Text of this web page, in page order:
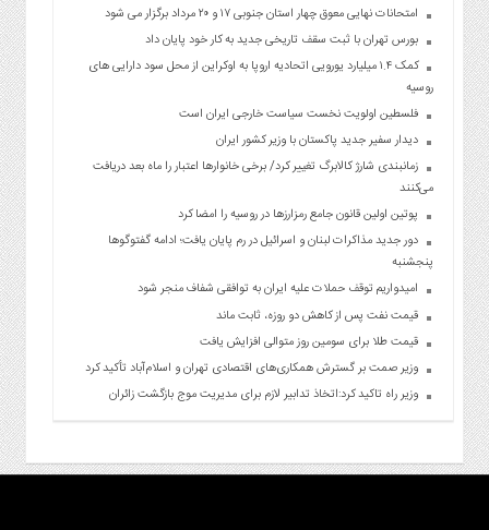
امتحانات نهایی معوق چهار استان جنوبی ۱۷ و ۲۰ مرداد برگزار می شود
بورس تهران با ثبت سقف تاریخی جدید به کار خود پایان داد
کمک ۱.۴ میلیارد یورویی اتحادیه اروپا به اوکراین از محل سود دارایی های
روسیه
فلسطین اولویت نخست سیاست خارجی ایران است
دیدار سفیر جدید پاکستان با وزیر کشور ایران
زمانبندی شارژ کالابرگ تغییر کرد/ برخی خانوارها اعتبار را ماه بعد دریافت
می‌کنند
پوتین اولین قانون جامع رمزارزها در روسیه را امضا کرد
دور جدید مذاکرات لبنان و اسرائیل در رم پایان یافت؛ ادامه گفتوگوها
پنجشنبه
امیدواریم توقف حملات علیه ایران به توافقی شفاف منجر شود
قیمت نفت پس از کاهش دو روزه، ثابت ماند
قیمت طلا برای سومین روز متوالی افزایش یافت
وزیر صمت بر گسترش همکاری‌های اقتصادی تهران و اسلام‌آباد تأکید کرد
وزیر راه تاکید کرد:اتخاذ تدابیر لازم برای مدیریت موج بازگشت زائران